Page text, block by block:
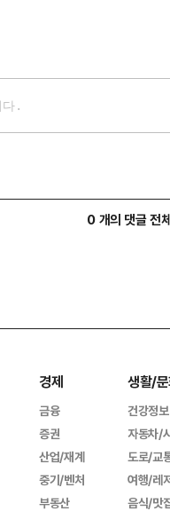
0 개의 댓글 전
경제
금융
증권
산업/재계
중기/벤처
부동산
생활/
건강정보
자동차/
도로/교
여행/레
음식/맛